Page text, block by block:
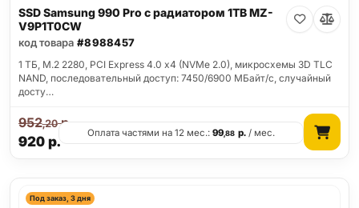
SSD Samsung 990 Pro с радиатором 1TB MZ-
V9P1T0CW
код товара #8988457
1 ТБ, M.2 2280, PCI Express 4.0 x4 (NVMe 2.0), микросхемы 3D TLC
NAND, последовательный доступ: 7450/6900 МБайт/с, случайный
досту…
920р.
952,20р.
Оплата частями на 12 мес.:99,88 р./ мес.
Под заказ, 3 дня